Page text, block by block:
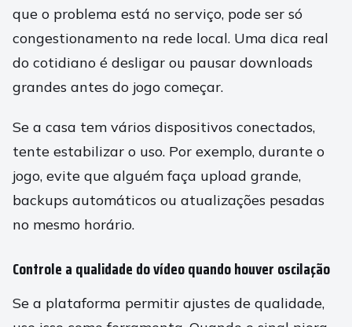
que o problema está no serviço, pode ser só
congestionamento na rede local. Uma dica real
do cotidiano é desligar ou pausar downloads
grandes antes do jogo começar.
Se a casa tem vários dispositivos conectados,
tente estabilizar o uso. Por exemplo, durante o
jogo, evite que alguém faça upload grande,
backups automáticos ou atualizações pesadas
no mesmo horário.
Controle a qualidade do vídeo quando houver oscilação
Se a plataforma permitir ajustes de qualidade,